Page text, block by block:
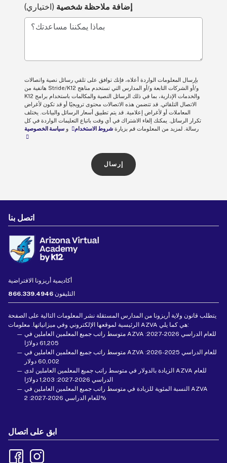
إضافة ملاحظة شخصية (اختياري)
بماذا يمكننا مساعدتك؟
بإرسال المعلومات الواردة أعلاه، فإنك توافق على تلقي رسائل نصية واتصالات
هاتفية من Stride/K12 و/أو الشركات التابعة و/أو المدارس التي تستخدم مناهج
K12 والخدمات الإدارية، بما في ذلك الرسائل النصية والمكالمات باستخدام برامج
الاتصال التلقائي. قد تتضمن هذه الاتصالات محتوى ترويجيًا أو قد تكون لأغراض
المعاملات أو لأغراض إعلامية. قد يتم تطبيق أسعار الرسائل والبيانات. يختلف
تكرار الرسائل. يمكنك إلغاء الاشتراك في أي وقت باتباع التعليمات الواردة في كل
رسالة. لمزيد من المعلومات قم بزيارة شروط الاستخدام و سياسة الخصوصية
إرسال
اتصل بنا
أكاديمية أريزونا الافتراضية
التليفون 866.339.4946
يتطلب قانون ولاية أريزونا من المدارس المستقلة نشر المعلومات التالية على الصفحة
الرئيسية لموقعها الإلكتروني وفي ميزانياتها. معلومات AZVA هي كما يلي:
متوسط راتب جميع المعلمين العاملين في AZVA للعام الدراسي 2026-2027:
61,205 دولارًا
متوسط راتب جميع المعلمين العاملين في AZVA للعام الدراسي 2025-2026:
60,002 دولار
الزيادة بالدولار في متوسط راتب جميع المعلمين العاملين لدى AZVA للعام
الدراسي 2026-2027: 1,203 دولارًا
النسبة المئوية للزيادة في متوسط راتب جميع المعلمين العاملين في AZVA
للعام الدراسي 2026-2027: 2%
ابق على اتصال